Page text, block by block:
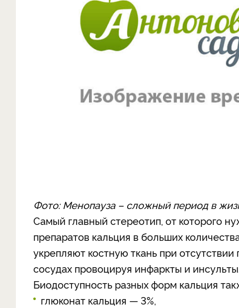
Фото: Менопауза – сложный период в
Самый главный стереотип, от которого
препаратов кальция в больших
укрепляют костную ткань при
сосудах провоцируя инфаркты и
Биодоступность разных форм кальция
глюконат кальция — 3%,